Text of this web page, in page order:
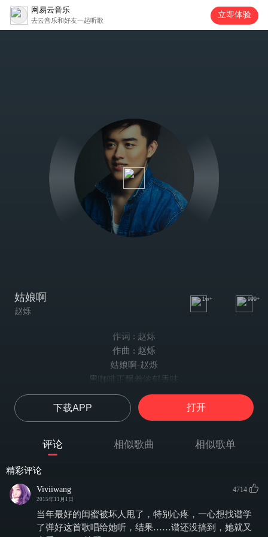
网易云音乐
去云音乐和好友一起听歌
立即体验
姑娘啊
赵烁
1w+ 999+
作词 : 赵烁
作曲 : 赵烁
姑娘啊-赵烁
黑咖啡正飘着浓郁香味
加不加糖已无所谓
你的裙摆还是那样妩媚
喷不得拙劣的香水
口红留在放下的杯
为了被爱的过去和悲哀的错
有多少道理在她心里都停留过
下载APP 打开
评论 相似歌曲 相似歌单
精彩评论
Viviiwang
2015年11月1日
4714
当年最好的闺蜜被坏人甩了，特别心疼，一心想找谱学
了弹好这首歌唱给她听，结果……谱还没搞到，她就又